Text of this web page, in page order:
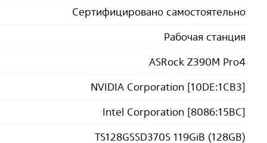
Сертифицировано самостоятельно
Рабочая станция
ASRock Z390M Pro4
NVIDIA Corporation [10DE:1CB3]
Intel Corporation [8086:15BC]
TS128GSSD370S 119GiB (128GB)